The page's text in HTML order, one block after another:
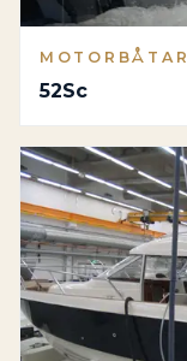
MOTORBÅTAR
52Sc